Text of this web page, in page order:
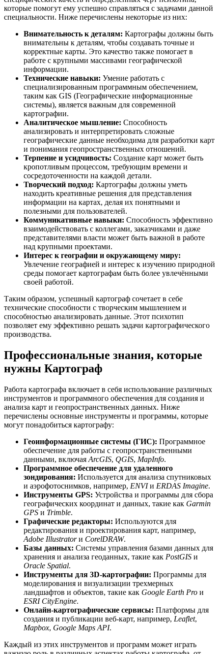
которые помогут ему успешно справляться с задачами данной
специальности. Ниже перечислены некоторые из них:
Внимательность к деталям: Картографы должны быть
внимательны к деталям, чтобы создавать точные и
корректные карты. Это качество также помогает в
работе с крупными массивами географической
информации.
Технические навыки: Умение работать с
специализированным программным обеспечением,
таким как GIS (Географические информационные
системы), является важным для современной
картографии.
Аналитическое мышление: Способность
анализировать и интерпретировать сложные
географические данные необходима для разработки карт
и понимания геопространственных отношений.
Терпение и усидчивость: Создание карт может быть
кропотливым процессом, требующим времени и
сосредоточенности на каждой детали.
Творческий подход: Картографы должны уметь
находить креативные решения для представления
информации на картах, делая их понятными и
полезными для пользователей.
Коммуникативные навыки: Способность эффективно
взаимодействовать с коллегами, заказчиками и даже
представителями власти может быть важной в работе
над крупными проектами.
Интерес к географии и окружающему миру:
Увлечение географией и интерес к изучению природной
среды помогает картографам быть более увлечёнными
своей работой.
Таким образом, успешный картограф сочетает в себе
технические способности с творческим мышлением и
способностью анализировать данные. Этот психотип
позволяет ему эффективно решать задачи картографического
производства.
Профессиональные знания, которые
нужны Картограф
Работа картографа включает в себя использование различных
инструментов и программного обеспечения для создания и
анализа карт и геопространственных данных. Ниже
перечислены основные инструменты и программы, которые
могут понадобиться картографу:
Геоинформационные системы (ГИС): Программное
обеспечение для работы с геопространственными
данными, включая ArcGIS, QGIS, MapInfo.
Программное обеспечение для удаленного
зондирования: Используется для анализа спутниковых
и аэрофотоснимков, например, ENVIи ERDAS Imagine.
Инструменты GPS: Устройства и программы для сбора
географических координат и данных, такие как Garmin
GPS и Trimble.
Графические редакторы: Используются для
редактирования и проектирования карт, например,
Adobe Illustratorи CorelDRAW.
Базы данных: Системы управления базами данных для
хранения и анализа геоданных, такие как PostGIS и
Oracle Spatial.
Инструменты для 3D-картографии: Программы для
моделирования и визуализации трехмерных
ландшафтов и объектов, такие как Google Earth Pro и
ESRI CityEngine.
Онлайн-картографические сервисы: Платформы для
создания и публикации веб-карт, например, Leaflet,
Mapbox, Google Maps API.
Каждый из этих инструментов и программ может играть